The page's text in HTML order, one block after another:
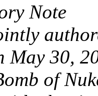
Note
May 30,
of